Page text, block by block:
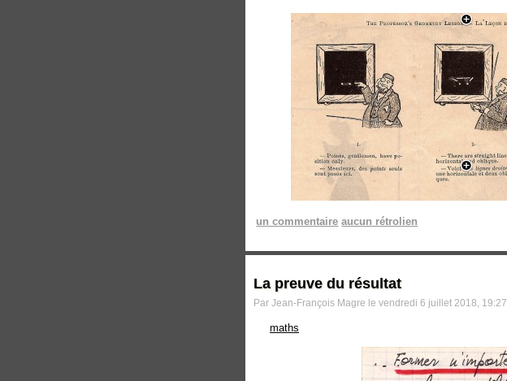
un commentaire aucun rétrolien
La preuve du résultat
Par Jean-François Magre le vendredi 6 juillet 2018, 19:27
maths